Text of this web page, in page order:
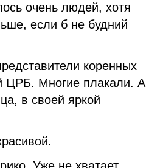
очень людей, хотя
если б не будний
коренных
ЦРБ. Многие плакали. А
в своей яркой